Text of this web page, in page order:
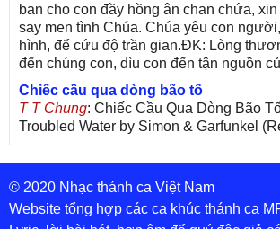
ban cho con đầy hồng ân chan chứa,
say men tình Chúa. Chúa yêu con
hình, để cứu độ trần gian.ĐK: Lòng
đến chúng con, dìu con đến tận nguồn
Chiếc cầu qua dòng bão tố
T T Chung: Chiếc Cầu Qua Dòng Bão
Troubled Water by Simon & Garfunkel
26, 1970) Lời Việt: Nhạc Sĩ Vũ Đức
Chung Tử Lưu
De Colores! (Lời Việt)
Son Vu: Bài hát có lời chưa.Cám ơn
© 2020 Nhạc thánh ca Việt Nam
Website tổng hợp các ca khúc thánh ca